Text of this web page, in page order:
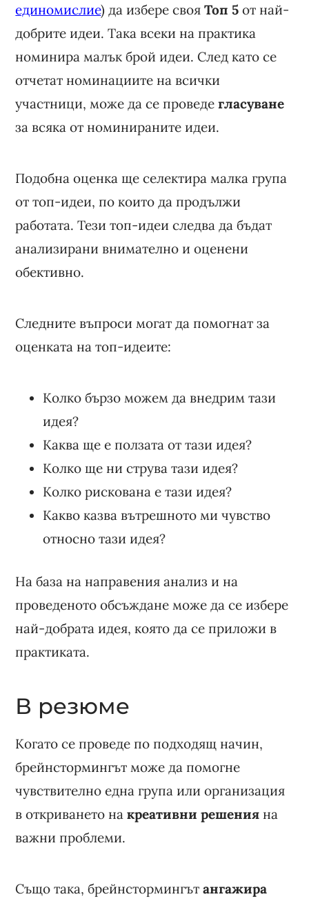
единомислие) да избере свояТоп 5 от най-
добрите идеи. Така всеки на практика
номинира малък брой идеи. След като се
отчетат номинациите на всички
участници, може да се проведегласуване
за всяка от номинираните идеи.
Подобна оценка ще селектира малка група
от топ-идеи, по които да продължи
работата. Тези топ-идеи следва да бъдат
анализирани внимателно и оценени
обективно.
Следните въпроси могат да помогнат за
оценката на топ-идеите:
Колко бързо можем да внедрим тази
идея?
Каква ще е ползата от тази идея?
Колко ще ни струва тази идея?
Колко рискована е тази идея?
Какво казва вътрешното ми чувство
относно тази идея?
На база на направения анализ и на
проведеното обсъждане може да се избере
най-добрата идея, която да се приложи в
практиката.
В резюме
Когато се проведе по подходящ начин,
брейнстормингът може да помогне
чувствително една група или организация
в откриването накреативни решения на
важни проблеми.
Също така, брейнстормингътангажира